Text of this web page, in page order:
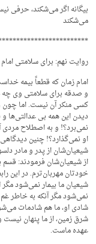
بیگانه اگر
می‌شکند
روایت نهم: برای سلامتی
امام زمان که قطعاً بیمه
و صدقه برای سلامتی وی چه
کسی منکر آن نیست. اما چون
دیدن این همه بی عدالتی‌ها
نمی‌برد؟! و به اصطلاح مردی
او نمی‌گذارد؟! چنین دیدگاهی
شیعیان‌شان از پدر و مادر
از شیعیان‌شان فرمودند: قسم
خودتان مهربان‌ترم. در این
شیعیان ما بیمار نمی‌شود
نمی‌شود مگر آنکه به خاطر
شادی او، ما هم شادمات
شرق زمین، از ما پنهان نیست
عهده ماست.